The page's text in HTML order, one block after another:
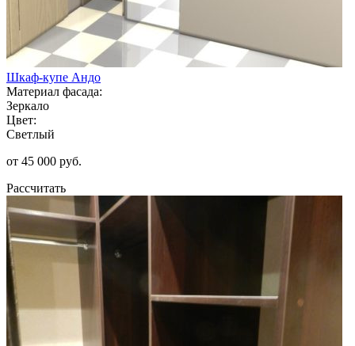
Шкаф-купе Андо
Материал фасада:
Зеркало
Цвет:
Светлый
от 45 000 руб.
Рассчитать